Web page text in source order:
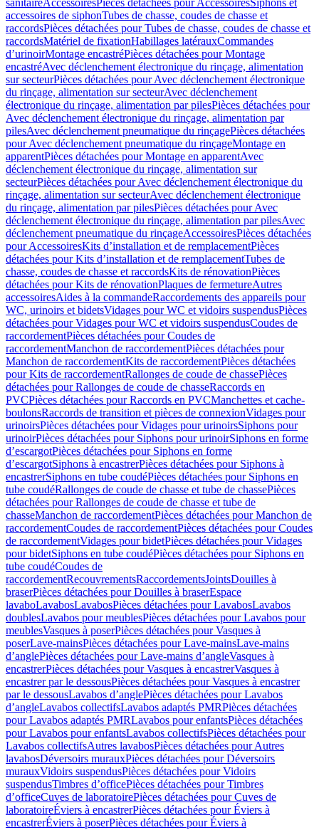
sanitaireAccessoiresPièces détachées pour AccessoiresSiphons et
accessoires de siphonTubes de chasse, coudes de chasse et
raccordsPièces détachées pour Tubes de chasse, coudes de chasse et
raccordsMatériel de fixationHabillages latérauxCommandes
dʼurinoirMontage encastréPièces détachées pour Montage
encastréAvec déclenchement électronique du rinçage, alimentation
sur secteurPièces détachées pour Avec déclenchement électronique
du rinçage, alimentation sur secteurAvec déclenchement
électronique du rinçage, alimentation par pilesPièces détachées pour
Avec déclenchement électronique du rinçage, alimentation par
pilesAvec déclenchement pneumatique du rinçagePièces détachées
pour Avec déclenchement pneumatique du rinçageMontage en
apparentPièces détachées pour Montage en apparentAvec
déclenchement électronique du rinçage, alimentation sur
secteurPièces détachées pour Avec déclenchement électronique du
rinçage, alimentation sur secteurAvec déclenchement électronique
du rinçage, alimentation par pilesPièces détachées pour Avec
déclenchement électronique du rinçage, alimentation par pilesAvec
déclenchement pneumatique du rinçageAccessoiresPièces détachées
pour AccessoiresKits d’installation et de remplacementPièces
détachées pour Kits d’installation et de remplacementTubes de
chasse, coudes de chasse et raccordsKits de rénovationPièces
détachées pour Kits de rénovationPlaques de fermetureAutres
accessoiresAides à la commandeRaccordements des appareils pour
WC, urinoirs et bidetsVidages pour WC et vidoirs suspendusPièces
détachées pour Vidages pour WC et vidoirs suspendusCoudes de
raccordementPièces détachées pour Coudes de
raccordementManchon de raccordementPièces détachées pour
Manchon de raccordementKits de raccordementPièces détachées
pour Kits de raccordementRallonges de coude de chassePièces
détachées pour Rallonges de coude de chasseRaccords en
PVCPièces détachées pour Raccords en PVCManchettes et cache-
boulonsRaccords de transition et pièces de connexionVidages pour
urinoirsPièces détachées pour Vidages pour urinoirsSiphons pour
urinoirPièces détachées pour Siphons pour urinoirSiphons en forme
d’escargotPièces détachées pour Siphons en forme
d’escargotSiphons à encastrerPièces détachées pour Siphons à
encastrerSiphons en tube coudéPièces détachées pour Siphons en
tube coudéRallonges de coude de chasse et tube de chassePièces
détachées pour Rallonges de coude de chasse et tube de
chasseManchon de raccordementPièces détachées pour Manchon de
raccordementCoudes de raccordementPièces détachées pour Coudes
de raccordementVidages pour bidetPièces détachées pour Vidages
pour bidetSiphons en tube coudéPièces détachées pour Siphons en
tube coudéCoudes de
raccordementRecouvrementsRaccordementsJointsDouilles à
braserPièces détachées pour Douilles à braserEspace
lavaboLavabosLavabosPièces détachées pour LavabosLavabos
doublesLavabos pour meublesPièces détachées pour Lavabos pour
meublesVasques à poserPièces détachées pour Vasques à
poserLave-mainsPièces détachées pour Lave-mainsLave-mains
d’anglePièces détachées pour Lave-mains d’angleVasques à
encastrerPièces détachées pour Vasques à encastrerVasques à
encastrer par le dessousPièces détachées pour Vasques à encastrer
par le dessousLavabos d’anglePièces détachées pour Lavabos
d’angleLavabos collectifsLavabos adaptés PMRPièces détachées
pour Lavabos adaptés PMRLavabos pour enfantsPièces détachées
pour Lavabos pour enfantsLavabos collectifsPièces détachées pour
Lavabos collectifsAutres lavabosPièces détachées pour Autres
lavabosDéversoirs murauxPièces détachées pour Déversoirs
murauxVidoirs suspendusPièces détachées pour Vidoirs
suspendusTimbres dʼofficePièces détachées pour Timbres
dʼofficeCuves de laboratoirePièces détachées pour Cuves de
laboratoireÉviers à encastrerPièces détachées pour Éviers à
encastrerÉviers à poserPièces détachées pour Éviers à